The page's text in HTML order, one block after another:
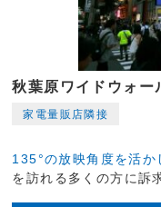
秋葉原ワイドウォー
家電量販店隣接
135°の放映角度を活か
を訪れる多くの方に訴